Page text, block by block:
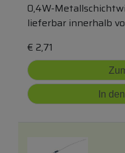
0,4W-
lieferbar innerhalb
€ 2,71
In